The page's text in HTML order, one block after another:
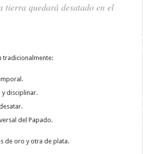
tierra quedará desatado en el
tradicionalmente:
disciplinar.
del Papado.
de oro y otra de plata.